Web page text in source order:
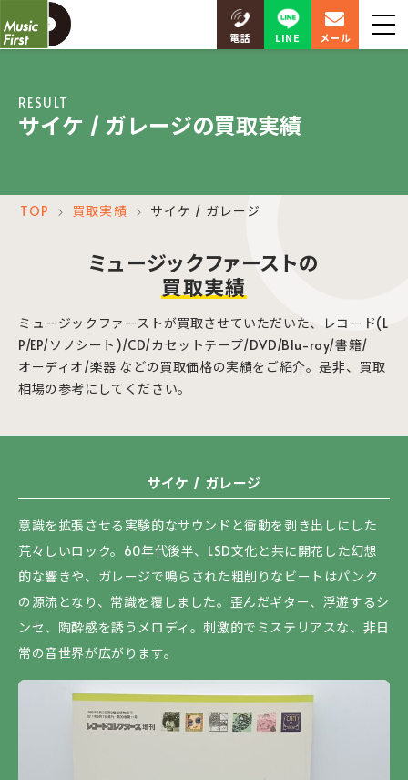
電話 LINE メール
RESULT
サイケ / ガレージの買取実績
TOP ＞ 買取実績 ＞ サイケ / ガレージ
ミュージックファーストの
買取実績
ミュージックファーストが買取させていただいた、レコード(L
P/EP/ソノシート)/CD/カセットテープ/DVD/Blu-ray/書籍/
オーディオ/楽器 などの買取価格の実績をご紹介。是非、買取
相場の参考にしてください。
サイケ / ガレージ
意識を拡張させる実験的なサウンドと衝動を剥き出しにした
荒々しいロック。60年代後半、LSD文化と共に開花した幻想
的な響きや、ガレージで鳴らされた粗削りなビートはパンク
の源流となり、常識を覆しました。歪んだギター、浮遊するシ
ンセ、陶酔感を誘うメロディ。刺激的でミステリアスな、非日
常の音世界が広がります。